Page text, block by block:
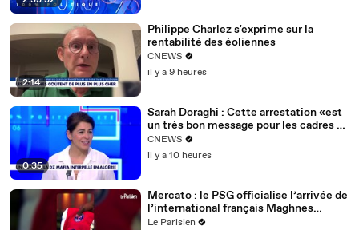
2:14
Philippe Charlez s'exprime sur la
rentabilité des éoliennes
CNEWS
il y a 9 heures
0:35
Sarah Doraghi : Cette arrestation «est
un très bon message pour les cadres de
la DZ Mafia»
CNEWS
il y a 10 heures
Mercato : le PSG officialise l’arrivée de
l’international français Maghnes
Akliouche
Le Parisien